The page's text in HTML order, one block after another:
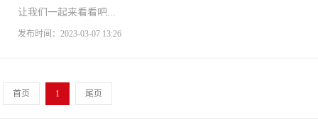
让我们一起来看看吧...
发布时间：2023-03-07 13:26
首页 1 尾页